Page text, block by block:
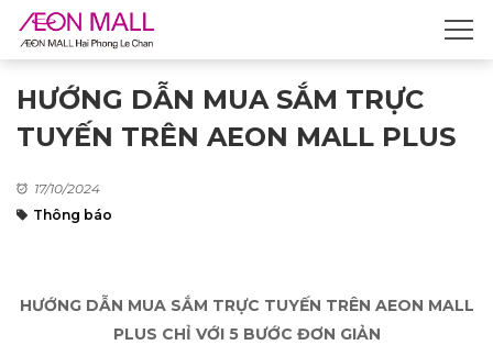
HƯỚNG DẪN MUA SẮM TRỰC
TUYẾN TRÊN AEON MALL PLUS
17/10/2024
Thông báo
HƯỚNG DẪN MUA SẮM TRỰC TUYẾN TRÊN AEON MALL
PLUS CHỈ VỚI 5 BƯỚC ĐƠN GIẢN